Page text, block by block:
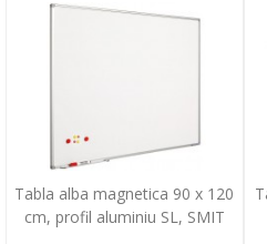
Tabla alba magnetica 90 x 120
cm, profil aluminiu SL, SMIT